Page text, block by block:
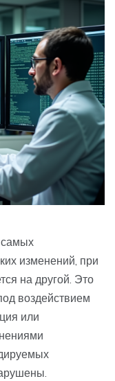
изменений, при
на другой. Это
воздействием
или